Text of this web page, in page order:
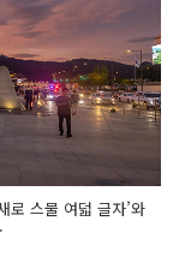
로 스물 여덟 글자’와